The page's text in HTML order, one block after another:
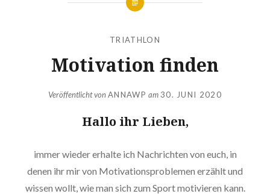
TRIATHLON
Motivation finden
Veröffentlicht vonANNAWP am 30. JUNI 2020
Hallo ihr Lieben,
immer wieder erhalte ich Nachrichten von euch, in
denen ihr mir von Motivationsproblemen erzählt und
wissen wollt, wie man sich zum Sport motivieren kann.